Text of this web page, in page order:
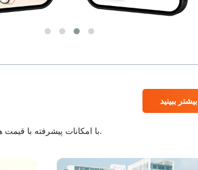
بیشتر ببینید
بیمارستان های معتبر JCI و NABH با امکانات پیشرفته با قیمت های مقرون به صرفه همراه با بهترین کادر پزشکی.